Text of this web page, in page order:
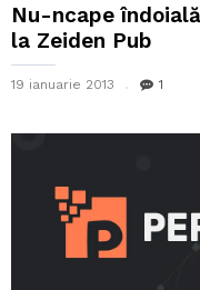
Nu-ncape
la Zeiden Pub
19 ianuarie 2013 1